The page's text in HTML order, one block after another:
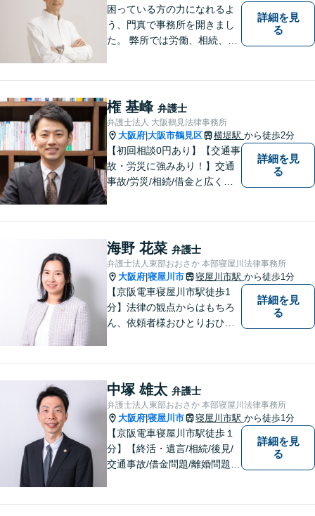
力いたします。
困っている方の力になれるよ
う、門真で事務所を開きまし
た。 弊所では労働、相続、離
す。
詳細を見
る
権 基峰 弁護士
弁護士法人 大阪鶴見法律事務所
大阪府 大阪市鶴見区 横堤駅 から徒歩2分
【初回相談0円あり】【交通事
故・労災に強みあり！】交通
事故/労災/相続/借金と広く法
にご相談ください。【労災事
故：9年前の事故でも数千万円
の賠償を獲得】
詳細を見
る
海野 花菜 弁護士
弁護士法人東部おおさか 本部寝屋川法律事務所
大阪府 寝屋川市 寝屋川市駅 から徒歩1分
【京阪電車寝屋川市駅徒歩1
分】法律の観点からはもちろ
ん、依頼者様おひとりおひと
全力でサポートいたします。
詳細を見
る
中塚 雄太 弁護士
弁護士法人東部おおさか 本部寝屋川法律事務所
大阪府 寝屋川市 寝屋川市駅 から徒歩1分
【京阪電車寝屋川市駅徒歩１
分】【終活・遺言/相続/後見/
交通事故/借金問題/離婚問題等
詳細を見
る